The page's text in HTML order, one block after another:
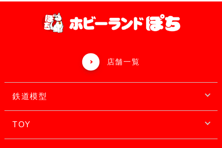
店舗一覧
鉄道模型
TOY